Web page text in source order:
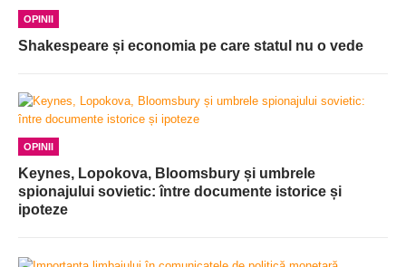
OPINII
Shakespeare și economia pe care statul nu o vede
OPINII
Keynes, Lopokova, Bloomsbury și umbrele
spionajului sovietic: între documente istorice și
ipoteze